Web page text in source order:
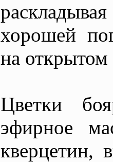
хорошей
на открытом
Цветки
эфирное
кверцетин,